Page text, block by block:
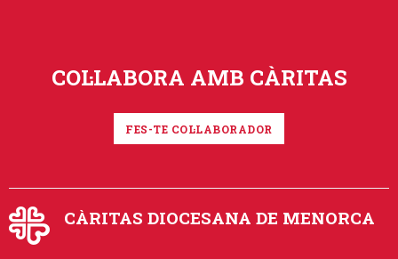
COL·LABORA AMB CÀRITAS
FES-TE COL·LABORADOR
CÀRITAS DIOCESANA DE MENORCA